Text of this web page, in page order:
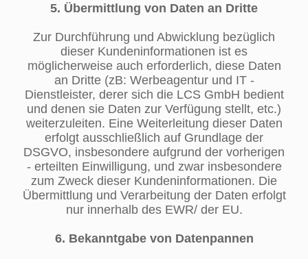
5. Übermittlung von Daten an Dritte
Zur Durchführung und Abwicklung bezüglich
dieser Kundeninformationen ist es
möglicherweise auch erforderlich, diese Daten
an Dritte (zB: Werbeagentur und IT -
Dienstleister, derer sich die LCS GmbH bedient
und denen sie Daten zur Verfügung stellt, etc.)
weiterzuleiten. Eine Weiterleitung dieser Daten
erfolgt ausschließlich auf Grundlage der
DSGVO, insbesondere aufgrund der vorherigen
- erteilten Einwilligung, und zwar insbesondere
zum Zweck dieser Kundeninformationen. Die
Übermittlung und Verarbeitung der Daten erfolgt
nur innerhalb des EWR/ der EU.
6. Bekanntgabe von Datenpannen